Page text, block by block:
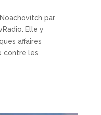
par
Elle y
affaires
contre les